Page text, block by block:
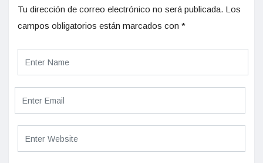
Tu dirección de correo electrónico no será publicada. Los
campos obligatorios están marcados con *